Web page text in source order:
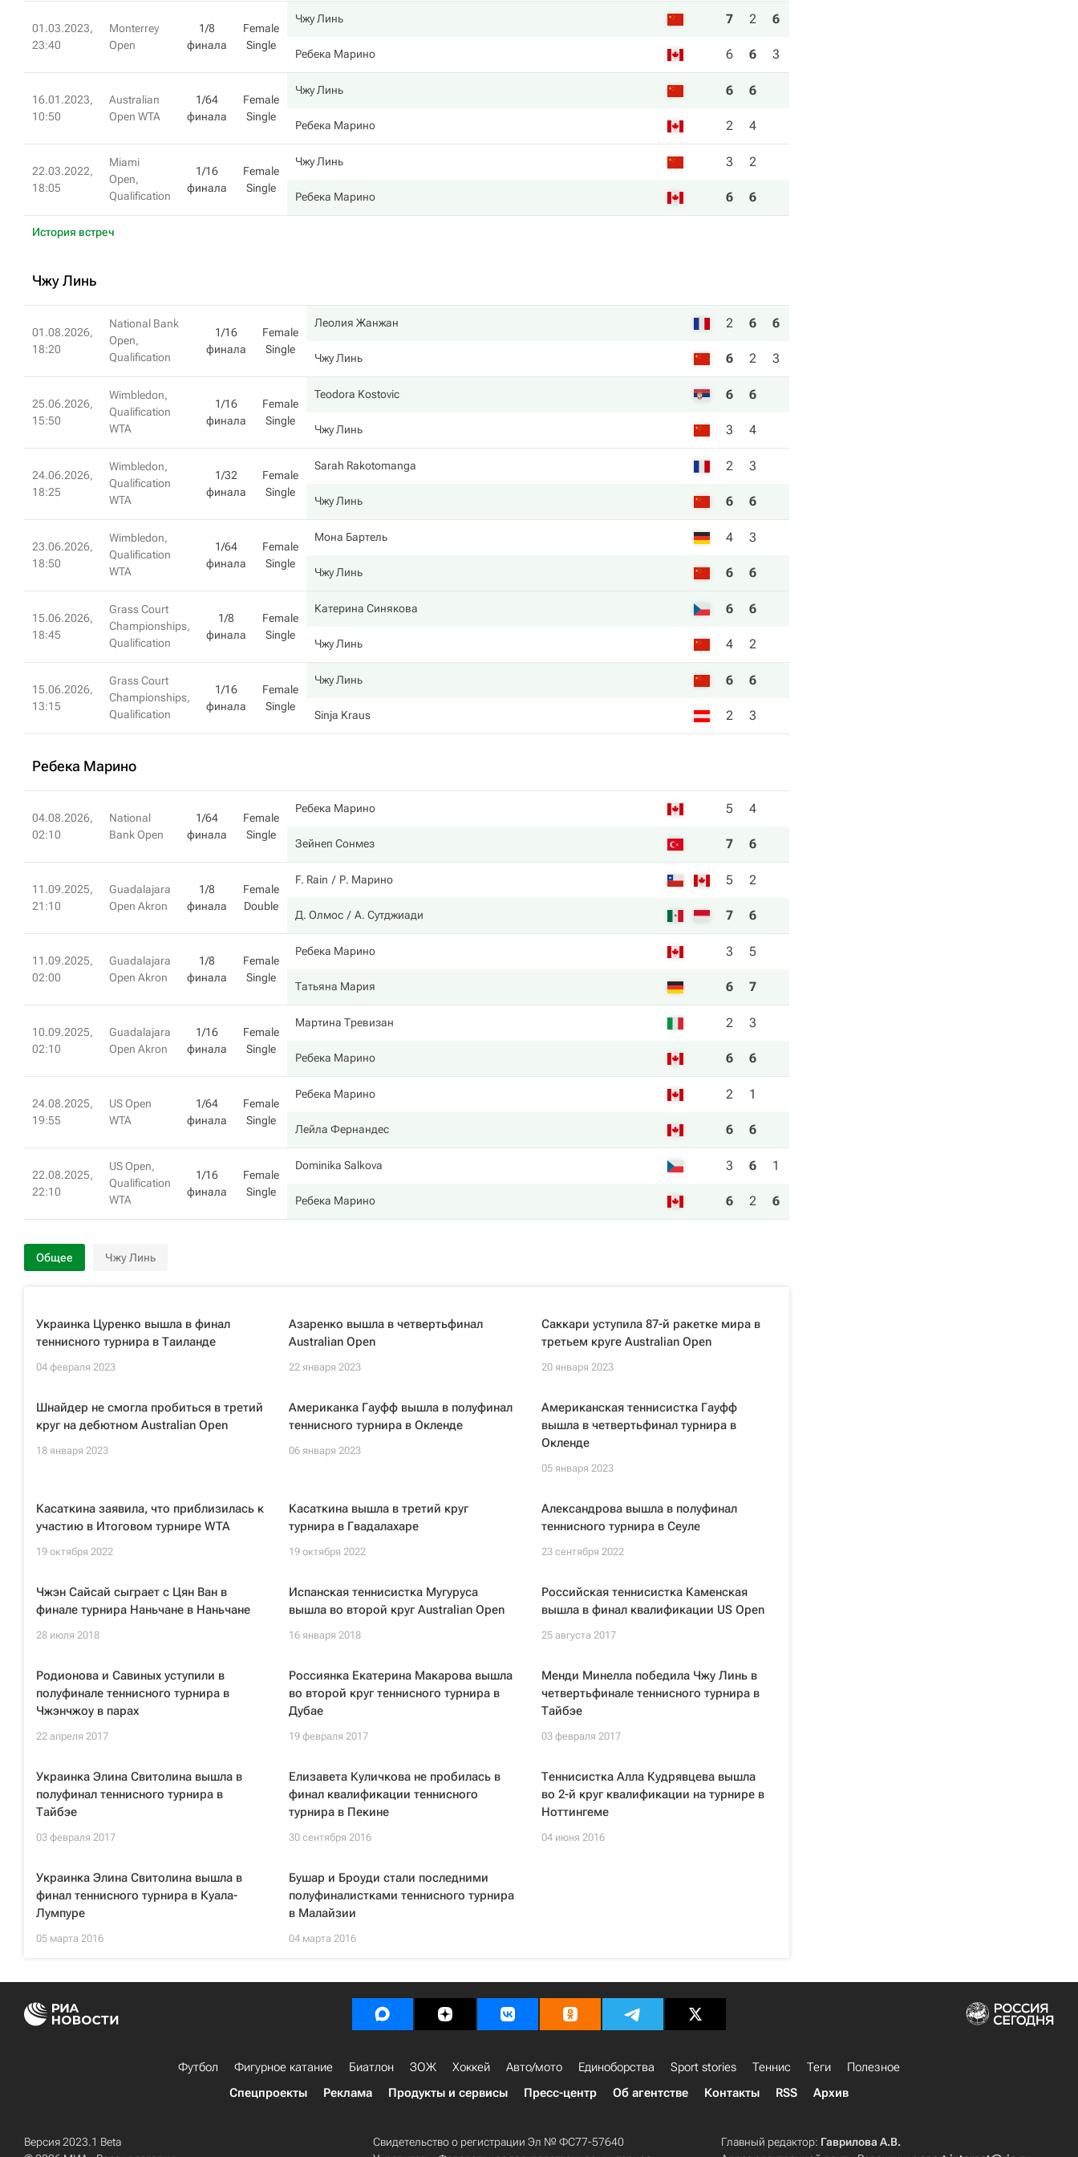
01.03.2023,
23:40
Monterrey
Open
1/8
финала
Female
Single
Чжу Линь 7 2 6
Ребека Марино 6 6 3
16.01.2023,
10:50
Australian
Open WTA
1/64
финала
Female
Single
Чжу Линь 6 6
Ребека Марино 2 4
22.03.2022,
18:05
Miami
Open,
Qualification
1/16
финала
Female
Single
Чжу Линь 3 2
Ребека Марино 6 6
История встреч
Чжу Линь
01.08.2026,
18:20
National Bank
Open,
Qualification
1/16
финала
Female
Single
Леолия Жанжан 2 6 6
Чжу Линь 6 2 3
25.06.2026,
15:50
Wimbledon,
Qualification
WTA
1/16
финала
Female
Single
Teodora Kostovic 6 6
Чжу Линь 3 4
24.06.2026,
18:25
Wimbledon,
Qualification
WTA
1/32
финала
Female
Single
Sarah Rakotomanga 2 3
Чжу Линь 6 6
23.06.2026,
18:50
Wimbledon,
Qualification
WTA
1/64
финала
Female
Single
Мона Бартель 4 3
Чжу Линь 6 6
15.06.2026,
18:45
Grass Court
Championships,
Qualification
1/8
финала
Female
Single
Катерина Синякова 6 6
Чжу Линь 4 2
15.06.2026,
13:15
Grass Court
Championships,
Qualification
1/16
финала
Female
Single
Чжу Линь 6 6
Sinja Kraus 2 3
Ребека Марино
04.08.2026,
02:10
National
Bank Open
1/64
финала
Female
Single
Ребека Марино 5 4
Зейнеп Сонмез 7 6
11.09.2025,
21:10
Guadalajara
Open Akron
1/8
финала
Female
Double
F. Rain Р. Марино 5 2
Д. Олмос А. Сутджиади 7 6
11.09.2025,
02:00
Guadalajara
Open Akron
1/8
финала
Female
Single
Ребека Марино 3 5
Татьяна Мария 6 7
10.09.2025,
02:10
Guadalajara
Open Akron
1/16
финала
Female
Single
Мартина Тревизан 2 3
Ребека Марино 6 6
24.08.2025,
19:55
US Open
WTA
1/64
финала
Female
Single
Ребека Марино 2 1
Лейла Фернандес 6 6
22.08.2025,
22:10
US Open,
Qualification
WTA
1/16
финала
Female
Single
Dominika Salkova 3 6 1
Ребека Марино 6 2 6
Общее Чжу Линь
Украинка Цуренко вышла в финал
теннисного турнира в Таиланде
04 февраля 2023
Азаренко вышла в четвертьфинал
Australian Open
22 января 2023
Саккари уступила 87-й ракетке мира в
третьем круге Australian Open
20 января 2023
Шнайдер не смогла пробиться в третий
круг на дебютном Australian Open
18 января 2023
Американка Гауфф вышла в полуфинал
теннисного турнира в Окленде
06 января 2023
Американская теннисистка Гауфф
вышла в четвертьфинал турнира в
Окленде
05 января 2023
Касаткина заявила, что приблизилась к
участию в Итоговом турнире WTA
19 октября 2022
Касаткина вышла в третий круг
турнира в Гвадалахаре
19 октября 2022
Александрова вышла в полуфинал
теннисного турнира в Сеуле
23 сентября 2022
Чжэн Сайсай сыграет с Цян Ван в
финале турнира Наньчане в Наньчане
28 июля 2018
Испанская теннисистка Мугуруса
вышла во второй круг Australian Open
16 января 2018
Российская теннисистка Каменская
вышла в финал квалификации US Open
25 августа 2017
Родионова и Савиных уступили в
полуфинале теннисного турнира в
Чжэнчжоу в парах
22 апреля 2017
Россиянка Екатерина Макарова вышла
во второй круг теннисного турнира в
Дубае
19 февраля 2017
Менди Минелла победила Чжу Линь в
четвертьфинале теннисного турнира в
Тайбэе
03 февраля 2017
Украинка Элина Свитолина вышла в
полуфинал теннисного турнира в
Тайбэе
03 февраля 2017
Елизавета Куличкова не пробилась в
финал квалификации теннисного
турнира в Пекине
30 сентября 2016
Теннисистка Алла Кудрявцева вышла
во 2-й круг квалификации на турнире в
Ноттингеме
04 июня 2016
Украинка Элина Свитолина вышла в
финал теннисного турнира в Куала-
Лумпуре
05 марта 2016
Бушар и Броуди стали последними
полуфиналистками теннисного турнира
в Малайзии
04 марта 2016
Футбол Фигурное катание Биатлон ЗОЖ Хоккей Авто/мото Единоборства Sport stories Теннис Теги
Полезное
Спецпроекты
Реклама Продукты и сервисы Пресс-центр Об агентстве Контакты RSS Архив
Версия 2023.1 Beta
Свидетельство о регистрации Эл № ФС77-57640
Главный редактор: Гаврилова А.В.